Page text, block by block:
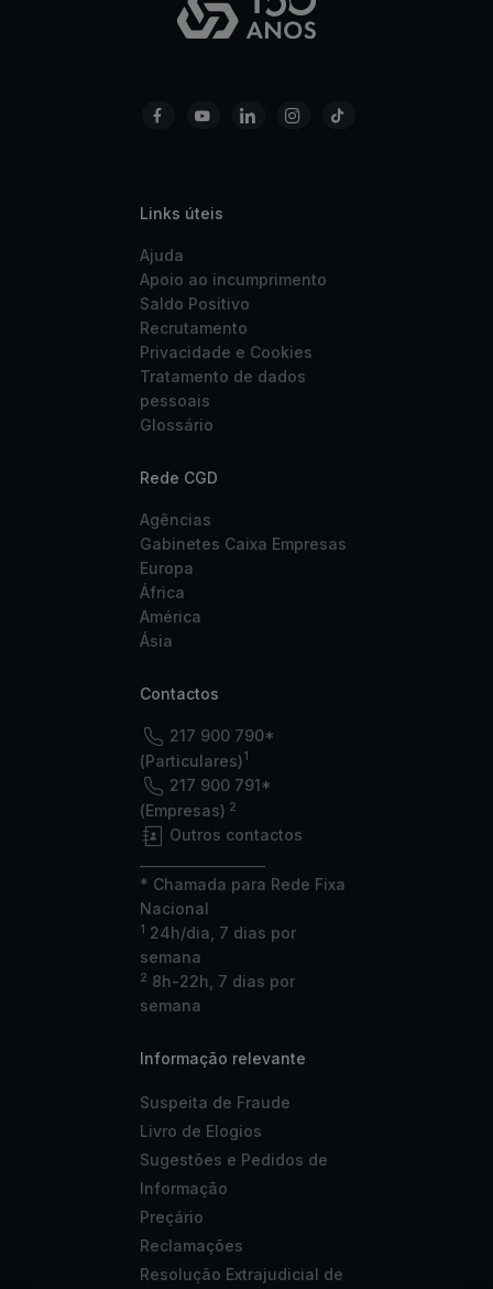
Links úteis
Ajuda
Apoio ao incumprimento
Saldo Positivo
Recrutamento
Privacidade e Cookies
Tratamento de dados
pessoais
Glossário
Rede CGD
Agências
Gabinetes Caixa Empresas
Europa
África
América
Ásia
Contactos
217 900 790*
(Particulares)1
217 900 791*
(Empresas) 2
Outros contactos
* Chamada para Rede Fixa
Nacional
1 24h/dia, 7 dias por
semana
2 8h-22h, 7 dias por
semana
Informação relevante
Suspeita de Fraude
Livro de Elogios
Sugestões e Pedidos de
Informação
Preçário
Reclamações
Resolução Extrajudicial de